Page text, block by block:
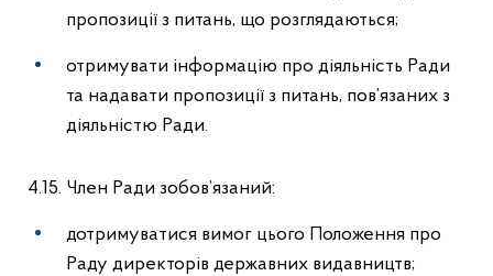
пропозиції з питань, що розглядаються;
отримувати інформацію про діяльність Ради
та надавати пропозиції з питань, пов’язаних з
діяльністю Ради.
4.15. Член Ради зобов’язаний:
дотримуватися вимог цього Положення про
Раду директорів державних видавництв;